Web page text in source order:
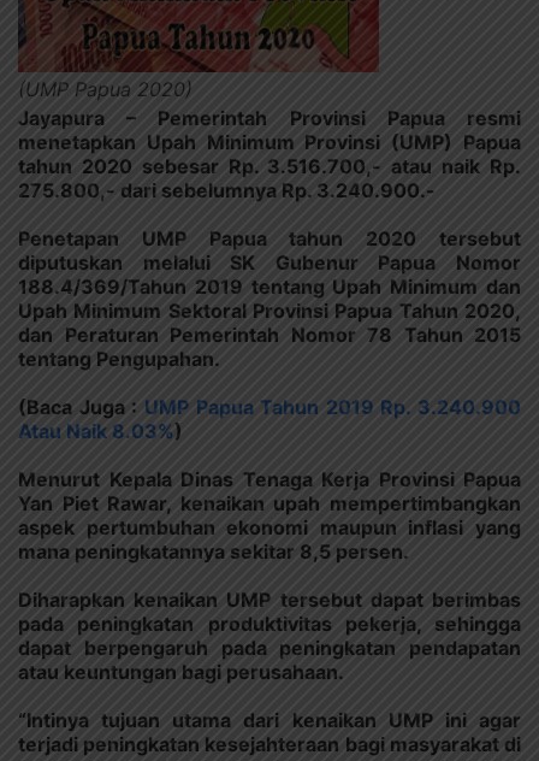
(UMP Papua 2020)
Jayapura – Pemerintah Provinsi Papua resmi
menetapkan Upah Minimum Provinsi (UMP) Papua
tahun 2020 sebesar Rp. 3.516.700,- atau naik Rp.
275.800,- dari sebelumnya Rp. 3.240.900.-
Penetapan UMP Papua tahun 2020 tersebut
diputuskan melalui SK Gubenur Papua Nomor
188.4/369/Tahun 2019 tentang Upah Minimum dan
Upah Minimum Sektoral Provinsi Papua Tahun 2020,
dan Peraturan Pemerintah Nomor 78 Tahun 2015
tentang Pengupahan.
(Baca Juga : UMP Papua Tahun 2019 Rp. 3.240.900
Atau Naik 8.03%)
Menurut Kepala Dinas Tenaga Kerja Provinsi Papua
Yan Piet Rawar, kenaikan upah mempertimbangkan
aspek pertumbuhan ekonomi maupun inflasi yang
mana peningkatannya sekitar 8,5 persen.
Diharapkan kenaikan UMP tersebut dapat berimbas
pada peningkatan produktivitas pekerja, sehingga
dapat berpengaruh pada peningkatan pendapatan
atau keuntungan bagi perusahaan.
“Intinya tujuan utama dari kenaikan UMP ini agar
terjadi peningkatan kesejahteraan bagi masyarakat di